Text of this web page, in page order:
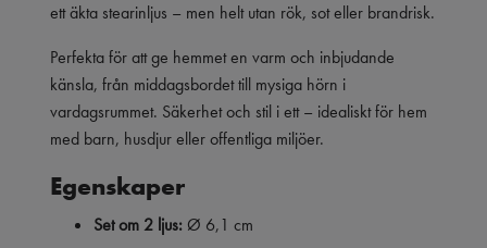
ett äkta stearinljus – men helt utan rök, sot eller brandrisk.
Perfekta för att ge hemmet en varm och inbjudande
känsla, från middagsbordet till mysiga hörn i
vardagsrummet. Säkerhet och stil i ett – idealiskt för hem
med barn, husdjur eller offentliga miljöer.
Egenskaper
Set om 2 ljus: Ø 6,1 cm